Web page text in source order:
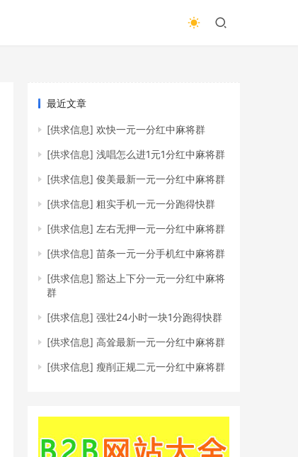
最近文章
[供求信息] 欢快一元一分红中麻将群
[供求信息] 浅唱怎么进1元1分红中麻将群
[供求信息] 俊美最新一元一分红中麻将群
[供求信息] 粗实手机一元一分跑得快群
[供求信息] 左右无押一元一分红中麻将群
[供求信息] 苗条一元一分手机红中麻将群
[供求信息] 豁达上下分一元一分红中麻将
群
[供求信息] 强壮24小时一块1分跑得快群
[供求信息] 高耸最新一元一分红中麻将群
[供求信息] 瘦削正规二元一分红中麻将群